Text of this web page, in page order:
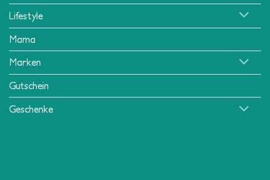
Lifestyle
Mama
Marken
Gutschein
Geschenke